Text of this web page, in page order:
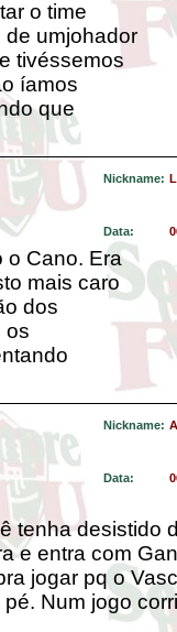
o time
umjohador
tivéssemos
íamos
que
Nickname:
Data:
o Cano. Era
mais caro
dos
os
Nickname:
Data:
tenha desistido
e entra com
jogar pq o
Num jogo